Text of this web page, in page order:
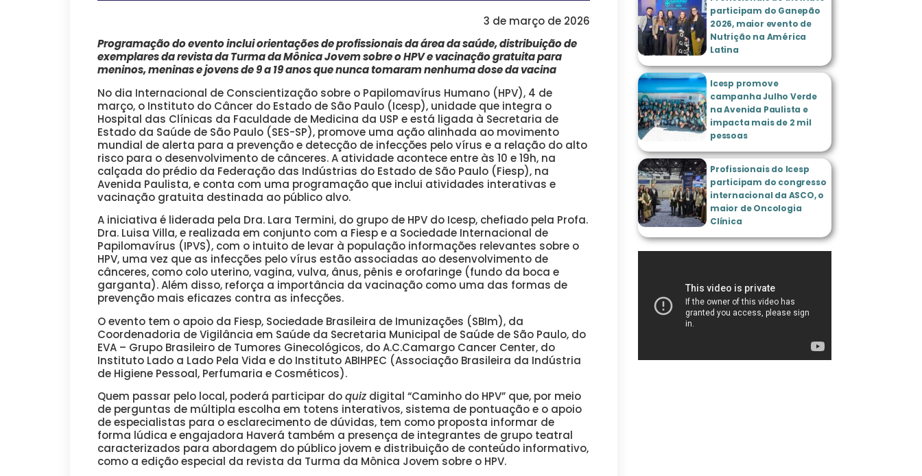
3 de março de 2026
Programação do evento inclui orientações de profissionais da área da saúde, distribuição de
exemplares da revista da Turma da Mônica Jovem sobre o HPV e vacinação gratuita para
meninos, meninas e jovens de 9 a 19 anos que nunca tomaram nenhuma dose da vacina
No dia Internacional de Conscientização sobre o Papilomavírus Humano (HPV), 4 de
março, o Instituto do Câncer do Estado de São Paulo (Icesp), unidade que integra o
Hospital das Clínicas da Faculdade de Medicina da USP e está ligada à Secretaria de
Estado da Saúde de São Paulo (SES-SP), promove uma ação alinhada ao movimento
mundial de alerta para a prevenção e detecção de infecções pelo vírus e a relação do alto
risco para o desenvolvimento de cânceres. A atividade acontece entre às 10 e 19h, na
calçada do prédio da Federação das Indústrias do Estado de São Paulo (Fiesp), na
Avenida Paulista, e conta com uma programação que inclui atividades interativas e
vacinação gratuita destinada ao público alvo.
A iniciativa é liderada pela Dra. Lara Termini, do grupo de HPV do Icesp, chefiado pela Profa.
Dra. Luisa Villa, e realizada em conjunto com a Fiesp e a Sociedade Internacional de
Papilomavírus (IPVS), com o intuito de levar à população informações relevantes sobre o
HPV, uma vez que as infecções pelo vírus estão associadas ao desenvolvimento de
cânceres, como colo uterino, vagina, vulva, ânus, pênis e orofaringe (fundo da boca e
garganta). Além disso, reforça a importância da vacinação como uma das formas de
prevenção mais eficazes contra as infecções.
O evento tem o apoio da Fiesp, Sociedade Brasileira de Imunizações (SBIm), da
Coordenadoria de Vigilância em Saúde da Secretaria Municipal de Saúde de São Paulo, do
EVA – Grupo Brasileiro de Tumores Ginecológicos, do A.C.Camargo Cancer Center, do
Instituto Lado a Lado Pela Vida e do Instituto ABIHPEC (Associação Brasileira da Indústria
de Higiene Pessoal, Perfumaria e Cosméticos).
Quem passar pelo local, poderá participar doquiz digital “Caminho do HPV” que, por meio
de perguntas de múltipla escolha em totens interativos, sistema de pontuação e o apoio
de especialistas para o esclarecimento de dúvidas, tem como proposta informar de
forma lúdica e engajadora Haverá também a presença de integrantes de grupo teatral
caracterizados para abordagem do público jovem e distribuição de conteúdo informativo,
como a edição especial da revista da Turma da Mônica Jovem sobre o HPV.
participam do Ganepão
2026, maior evento de
Nutrição na América
Latina
Icesp promove
campanha Julho Verde
na Avenida Paulista e
impacta mais de 2 mil
pessoas
Profissionais do Icesp
participam do congresso
internacional da ASCO, o
maior de Oncologia
Clínica